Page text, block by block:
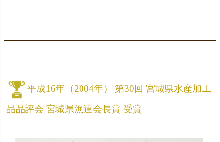
平成16年（2004年） 第30回 宮城県水産加工
品品評会 宮城県漁連会長賞 受賞